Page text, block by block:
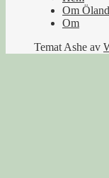
Om Öland
Om
Temat Ashe av